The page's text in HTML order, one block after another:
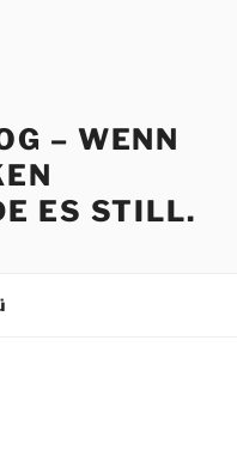
– WENN
ES STILL.